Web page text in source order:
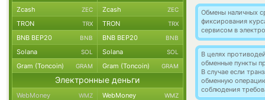
Обмены наличных
фиксирования
сервисом в
В целях
обменные пункты
В случае если
обменную
соблюдения
Zcash ZEC Zcash ZEC
TRON TRX TRON TRX
BNB BEP20 BNB BNB BEP20 BNB
Solana SOL Solana SOL
Gram (Toncoin) GRAM Gram (Toncoin) GRAM
Электронные деньги
WebMoney WMZ WebMoney WMZ